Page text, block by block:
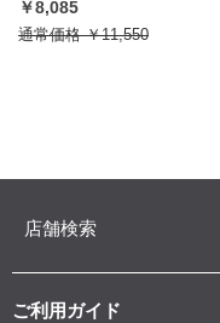
￥8,085
通常価格￥11,550
店舗検索
ご利用ガイド